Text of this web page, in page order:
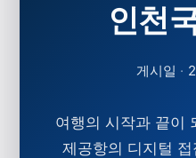
인천
게시일 ·
여행의 시작과 끝이
제공항의 디지털